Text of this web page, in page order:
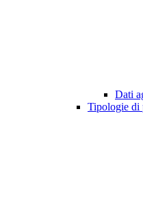
Dati
Tipologie di